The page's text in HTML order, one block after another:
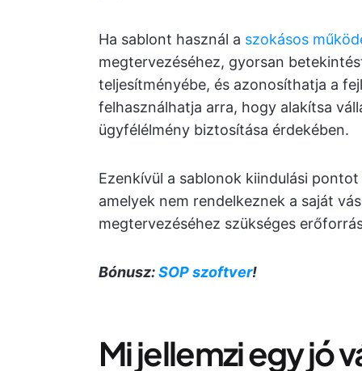
Ha sablont használ a szokásos
megtervezéséhez, gyorsan
teljesítményébe, és azonosíthatja a
felhasználhatja arra, hogy alakítsa
ügyfélélmény biztosítása érdekében.
Ezenkívül a sablonok kiindulási
amelyek nem rendelkeznek a saját
megtervezéséhez szükséges
Bónusz:SOP szoftver!
Mi jellemzi egy jó